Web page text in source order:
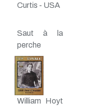
Curtis - USA
Saut à la
perche
William Hoyt